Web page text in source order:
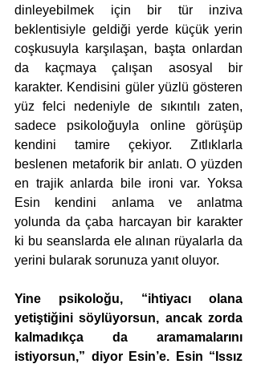
dinleyebilmek için bir tür inziva
beklentisiyle geldiği yerde küçük yerin
coşkusuyla karşılaşan, başta onlardan
da kaçmaya çalışan asosyal bir
karakter. Kendisini güler yüzlü gösteren
yüz felci nedeniyle de sıkıntılı zaten,
sadece psikoloğuyla online görüşüp
kendini tamire çekiyor. Zıtlıklarla
beslenen metaforik bir anlatı. O yüzden
en trajik anlarda bile ironi var. Yoksa
Esin kendini anlama ve anlatma
yolunda da çaba harcayan bir karakter
ki bu seanslarda ele alınan rüyalarla da
yerini bularak sorunuza yanıt oluyor.
Yine psikoloğu, “ihtiyacı olana
yetiştiğini söylüyorsun, ancak zorda
kalmadıkça da aramamalarını
istiyorsun,” diyor Esin’e. Esin “Issız